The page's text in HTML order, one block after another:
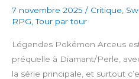
7 novembre 2025 / Critique
RPG ,Tour par tour
Légendes Pokémon Arceus
préquelle à Diamant/Perle,
la série principale, et surtout